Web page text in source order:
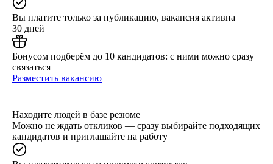
Вы платите только за публикацию, вакансия активна
30 дней
Бонусом подберём до 10 кандидатов: с ними можно сразу
связаться
Разместить вакансию
Находите людей в базе резюме
Можно не ждать откликов — сразу выбирайте подходящих
кандидатов и приглашайте на работу